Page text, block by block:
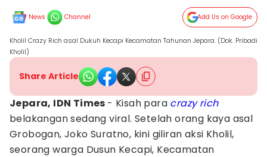
News Channel Add Us on Google
Kholil Crazy Rich asal Dukuh Kecapi Kecamatan Tahunan Jepara. (Dok. Pribadi
Kholil)
Share Article
Jepara, IDN Times - Kisah para crazy rich
belakangan sedang viral. Setelah orang kaya asal
Grobogan, Joko Suratno, kini giliran aksi Kholil,
seorang warga Dusun Kecapi, Kecamatan